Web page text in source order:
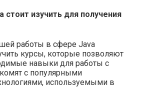
стоит изучить для получения
работы в сфере Java
курсы, которые позволяют
навыки для работы с
с популярными
используемыми в